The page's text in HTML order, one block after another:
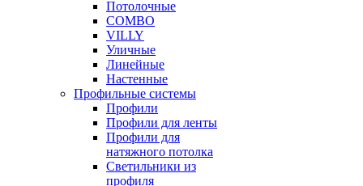
Потолочные
COMBO
VILLY
Уличные
Линейные
Настенные
Профильные системы
Профили
Профили для ленты
Профили для
натяжного потолка
Светильники из
профиля